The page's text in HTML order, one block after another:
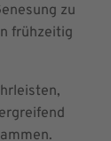
zu
frühzeitig